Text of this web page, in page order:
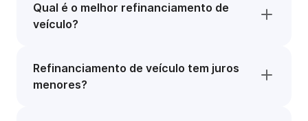
Qual é o melhor refinanciamento de
veículo?
Refinanciamento de veículo tem juros
menores?